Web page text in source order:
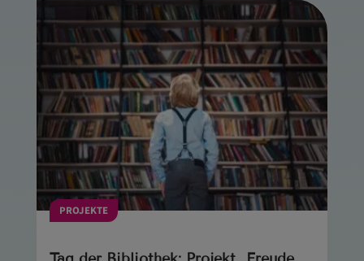
PROJEKTE